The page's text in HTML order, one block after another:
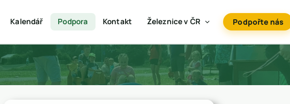
Kalendář Podpora Kontakt Železnice v ČR Podpořte nás